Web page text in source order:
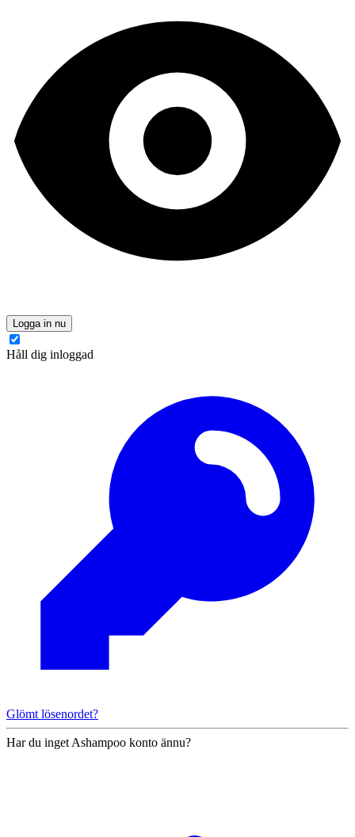
Logga in nu
Håll dig inloggad
Glömt lösenordet?
Har du inget Ashampoo konto ännu?